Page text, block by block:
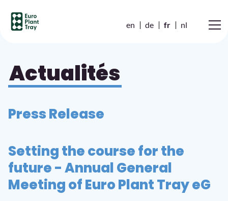
en de fr nl
Actualités
Press Release
Setting the course for the
future - Annual General
Meeting of Euro Plant Tray eG